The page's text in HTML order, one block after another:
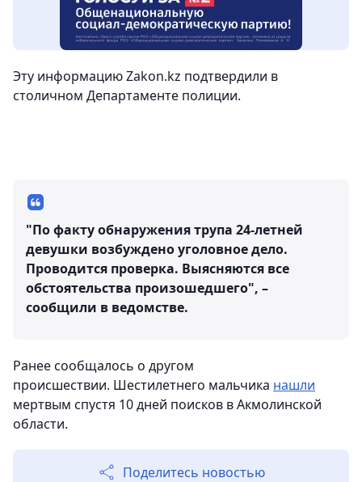
Эту информацию Zakon.kz подтвердили в
столичном Департаменте полиции.
"По факту обнаружения трупа 24-летней
девушки возбуждено уголовное дело.
Проводится проверка. Выясняются все
обстоятельства произошедшего", –
сообщили в ведомстве.
Ранее сообщалось о другом
происшествии. Шестилетнего мальчика нашли
мертвым спустя 10 дней поисков в Акмолинской
области.
Поделитесь новостью